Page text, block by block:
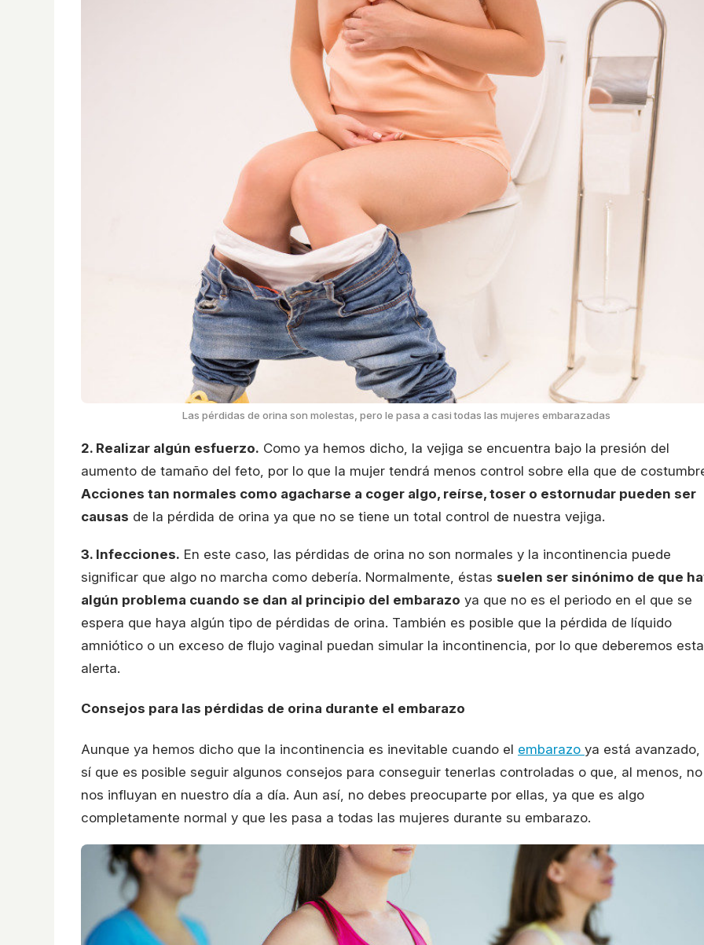
Las pérdidas de orina son molestas, pero le pasa a casi todas las mujeres embarazadas
2. Realizar algún esfuerzo. Como ya hemos dicho, la vejiga se encuentra bajo la presión del
aumento de tamaño del feto, por lo que la mujer tendrá menos control sobre ella que de
Acciones tan normales como agacharse a coger algo, reírse, toser o estornudar pueden ser
causas de la pérdida de orina ya que no se tiene un total control de nuestra vejiga.
3. Infecciones. En este caso, las pérdidas de orina no son normales y la incontinencia puede
significar que algo no marcha como debería. Normalmente, éstas suelen ser sinónimo de que
algún problema cuando se dan al principio del embarazo ya que no es el periodo en el que se
espera que haya algún tipo de pérdidas de orina. También es posible que la pérdida de líquido
amniótico o un exceso de flujo vaginal puedan simular la incontinencia, por lo que deberemos
alerta.
Consejos para las pérdidas de orina durante el embarazo
Aunque ya hemos dicho que la incontinencia es inevitable cuando el embarazo ya está avanzado,
sí que es posible seguir algunos consejos para conseguir tenerlas controladas o que, al menos, no
nos influyan en nuestro día a día. Aun así, no debes preocuparte por ellas, ya que es algo
completamente normal y que les pasa a todas las mujeres durante su embarazo.